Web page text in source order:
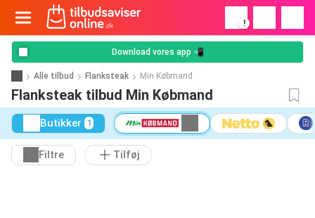
!
Download vores app 📲
Alle tilbud Flanksteak Min Købmand
Flanksteak tilbud Min Købmand
Butikker 1
Filtre Tilføj